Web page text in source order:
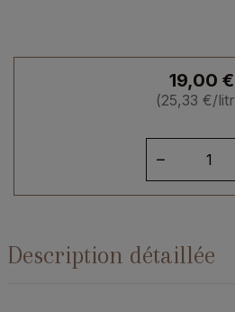
19,00 €
(25,33 €/
Maury
2023
Description détaillée